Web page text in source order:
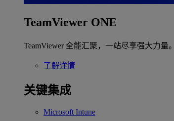
TeamViewer ONE
TeamViewer 全能汇聚，一站尽享强大力量。
了解详情
关键集成
Microsoft Intune